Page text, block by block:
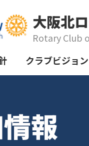
大阪北
Rotary Club
クラブビジョン
報